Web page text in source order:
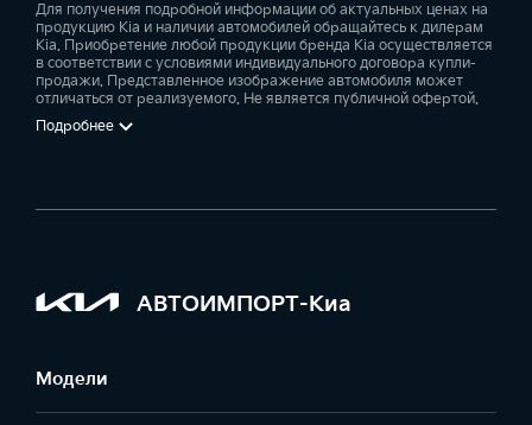
Для получения подробной информации об актуальных ценах на
продукцию Kia и наличии автомобилей обращайтесь к дилерам
Kia. Приобретение любой продукции бренда Kia осуществляется
в соответствии с условиями индивидуального договора купли-
продажи. Представленное изображение автомобиля может
отличаться от реализуемого. Не является публичной офертой.
Подробнее
АВТОИМПОРТ-Киа
Модели